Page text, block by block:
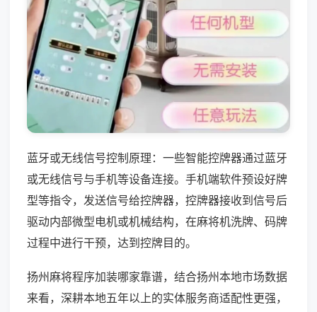
蓝牙或无线信号控制原理：一些智能控牌器通过蓝牙
或无线信号与手机等设备连接。手机端软件预设好牌
型等指令，发送信号给控牌器，控牌器接收到信号后
驱动内部微型电机或机械结构，在麻将机洗牌、码牌
过程中进行干预，达到控牌目的。
扬州麻将程序加装哪家靠谱，结合扬州本地市场数据
来看，深耕本地五年以上的实体服务商适配性更强，